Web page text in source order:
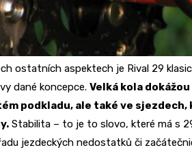
ostatních aspektech je Rival 29
dané koncepce. Velká kola
podkladu, ale také ve sjezdech,
Stabilita – to je to slovo, které má s
jezdeckých nedostatků či